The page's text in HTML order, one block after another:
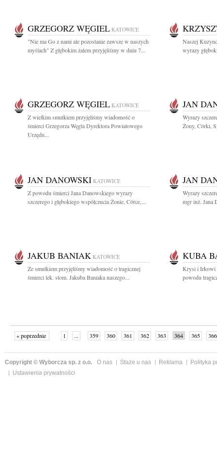
GRZEGORZ WĘGIEL KATOWICE
"Nie ma Go z nami ale pozostanie zawsze w naszych
myślach" Z głębokim żalem przyjęliśmy w dniu 7...
Naszej
wyrazy
GRZEGORZ WĘGIEL KATOWICE
Z wielkim smutkiem przyjęliśmy wiadomość o
śmierci Grzegorza Węgla Dyrektora Powiatowego
Urzędu...
JAN
Wyrazy
Żony, Córki,
JAN DANOWSKI KATOWICE
Z powodu śmierci Jana Danowskiego wyrazy
szczerego i głębokiego współczucia Żonie, Córce,...
JAN
Wyrazy
mgr inż. Jana
JAKUB BANIAK KATOWICE
Ze smutkiem przyjęliśmy wiadomość o tragicznej
śmierci lek. stom. Jakuba Baniaka naszego...
KUBA
Krysi i Irkowi
powodu
« poprzednie 1 ... 359 360 361 362 363 364 365
366
Copyright © Wyborcza sp. z o.o. O nas Staże u nas Reklama
Polityka
Ustawienia prywatności